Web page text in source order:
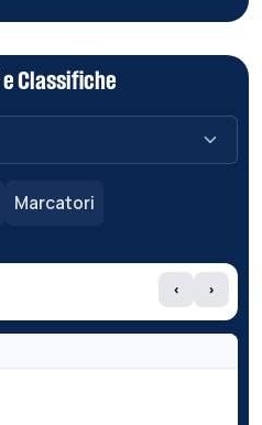
Classifiche
Marcatori
‹ ›